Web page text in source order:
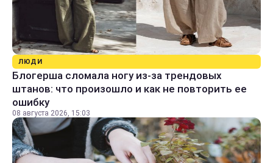
ЛЮДИ
Блогерша сломала ногу из-за трендовых
штанов: что произошло и как не повторить ее
ошибку
08 августа 2026, 15:03